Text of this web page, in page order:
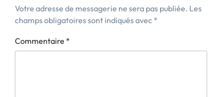
Votre adresse de messagerie ne sera pas publiée. Les
champs obligatoires sont indiqués avec *
Commentaire *